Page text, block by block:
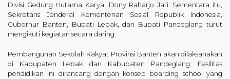
Divisi Gedung Hutama Karya, Dony Raharjo Jati. Sementara itu,
Sekretaris Jenderal Kementerian Sosial Republik Indonesia,
Gubernur Banten, Bupati Lebak, dan Bupati Pandeglang turut
mengikuti kegiatan secara daring.
Pembangunan Sekolah Rakyat Provinsi Banten akan dilaksanakan
di Kabupaten Lebak dan Kabupaten Pandeglang. Fasilitas
pendidikan ini dirancang dengan konsep boarding school yang